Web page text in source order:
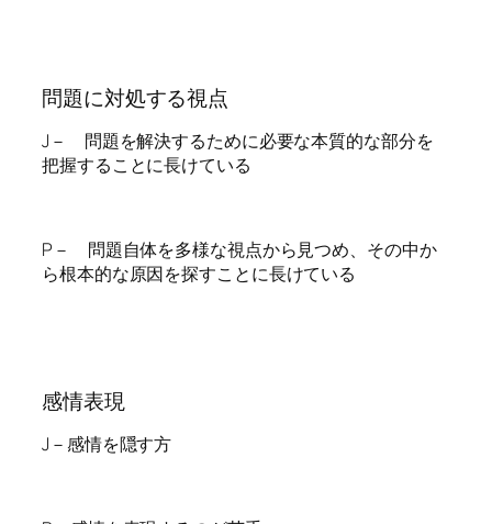
問題に対処する視点
J－ 問題を解決するために必要な本質的な部分を
把握することに長けている
P－ 問題自体を多様な視点から見つめ、その中か
ら根本的な原因を探すことに長けている
感情表現
J－感情を隠す方